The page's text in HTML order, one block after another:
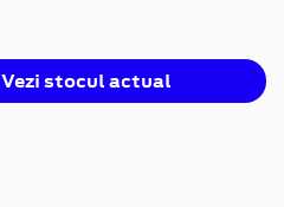
Vezi stocul actual